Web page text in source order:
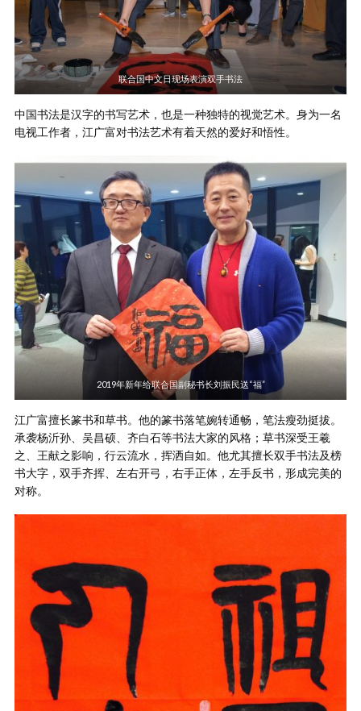
联合国中文日现场表演双手书法
中国书法是汉字的书写艺术，也是一种独特的视觉艺术。身为一名
电视工作者，江广富对书法艺术有着天然的爱好和悟性。
2019年新年给联合国副秘书长刘振民送“福”
江广富擅长篆书和草书。他的篆书落笔婉转通畅，笔法瘦劲挺拔。
承袭杨沂孙、吴昌硕、齐白石等书法大家的风格；草书深受王羲
之、王献之影响，行云流水，挥洒自如。他尤其擅长双手书法及榜
书大字，双手齐挥、左右开弓，右手正体，左手反书，形成完美的
对称。